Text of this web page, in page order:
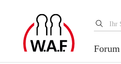
Forum